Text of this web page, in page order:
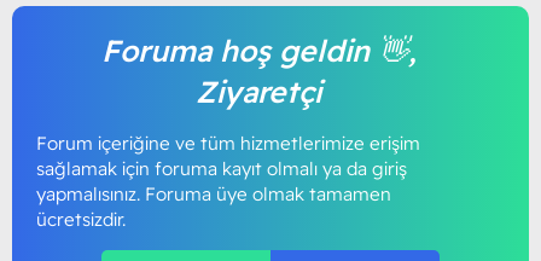
Foruma hoş geldin 👋,
Ziyaretçi
Forum içeriğine ve tüm hizmetlerimize erişim
sağlamak için foruma kayıt olmalı ya da giriş
yapmalısınız. Foruma üye olmak tamamen
ücretsizdir.